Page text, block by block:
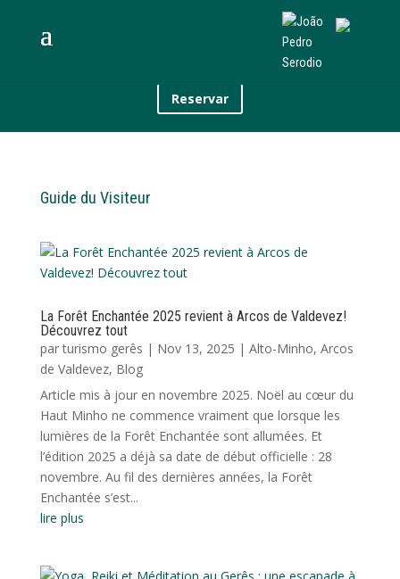
Reservar
Guide du Visiteur
La Forêt Enchantée 2025 revient à Arcos de Valdevez!
Découvrez tout
parturismo gerês | Nov 13, 2025 | Alto-Minho, Arcos
de Valdevez, Blog
Article mis à jour en novembre 2025. Noël au cœur du
Haut Minho ne commence vraiment que lorsque les
lumières de la Forêt Enchantée sont allumées. Et
l’édition 2025 a déjà sa date de début officielle : 28
novembre. Au fil des dernières années, la Forêt
Enchantée s’est...
lire plus